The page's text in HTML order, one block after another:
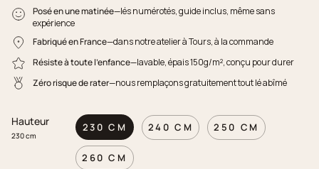
Posé en une matinée—lés numérotés, guide inclus, même sans
expérience
Fabriqué en France—dans notre atelier à Tours, à la commande
Résiste à toute l'enfance—lavable, épais 150g/m², conçu pour durer
Zéro risque de rater—nous remplaçons gratuitement tout lé abîmé
Hauteur
230 cm
230 CM 240 CM 250 CM
260 CM